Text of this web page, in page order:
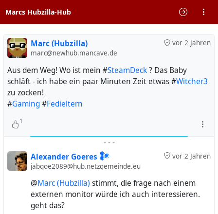
Marcs Hubzilla-Hub
vor 2 Jahren
Marc (Hubzilla)
marc@newhub.mancave.de
Aus dem Weg! Wo ist mein #SteamDeck? Das Baby
schläft - ich habe ein paar Minuten Zeit etwas #Witcher3
zu zocken!
#Gaming#Fedieltern
1
- - -
vor 2 Jahren
Alexander Goeres 𒀯
jabgoe2089@hub.netzgemeinde.eu
@Marc (Hubzilla) stimmt, die frage nach einem
externen monitor würde ich auch interessieren.
geht das?